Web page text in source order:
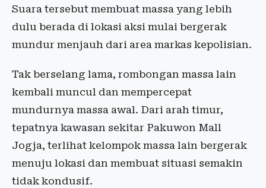
Suara tersebut membuat massa yang lebih
dulu berada di lokasi aksi mulai bergerak
mundur menjauh dari area markas kepolisian.
Tak berselang lama, rombongan massa lain
kembali muncul dan mempercepat
mundurnya massa awal. Dari arah timur,
tepatnya kawasan sekitar Pakuwon Mall
Jogja, terlihat kelompok massa lain bergerak
menuju lokasi dan membuat situasi semakin
tidak kondusif.